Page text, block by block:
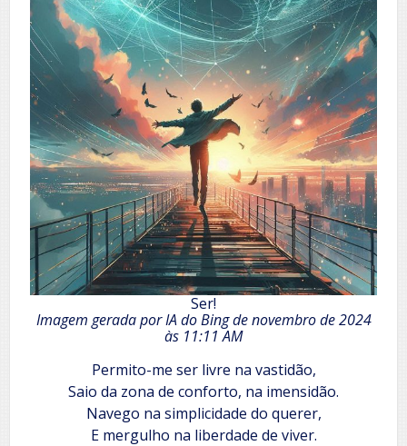
Ser!
Imagem gerada por IA do Bing de novembro de 2024
às 11:11 AM
Permito-me ser livre na vastidão,
Saio da zona de conforto, na imensidão.
Navego na simplicidade do querer,
E mergulho na liberdade de viver.